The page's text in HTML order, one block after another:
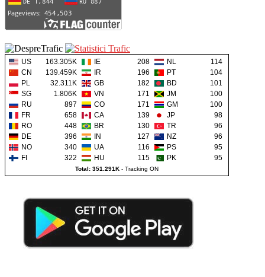
US 163.305K IE 208 NL
114
CN
139.459K IR 196 PT
104
PL
32.311K GB 182 BD
101
SG
1.806K VN 171 JM
100
RU
897 CO 171 GM
100
FR
658 CA 139 JP
98
RO
448 BR 130 TR
96
DE
396 IN 127 NZ
96
NO
340 UA 116 PS
95
FI
322 HU 115 PK 95
Total: 351.291K - Tracking ON